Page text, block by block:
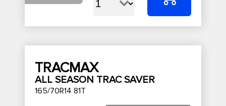
TRACMAX
ALL SEASON TRAC SAVER
165/70R14 81T